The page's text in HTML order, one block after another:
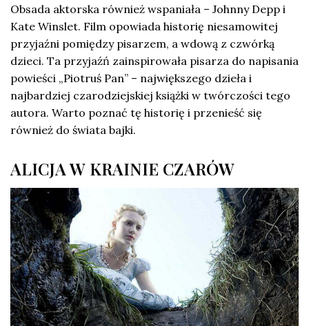
Obsada aktorska również wspaniała – Johnny Depp i
Kate Winslet. Film opowiada historię niesamowitej
przyjaźni pomiędzy pisarzem, a wdową z czwórką
dzieci. Ta przyjaźń zainspirowała pisarza do napisania
powieści „Piotruś Pan” – największego dzieła i
najbardziej czarodziejskiej książki w twórczości tego
autora. Warto poznać tę historię i przenieść się
również do świata bajki.
ALICJA W KRAINIE CZARÓW